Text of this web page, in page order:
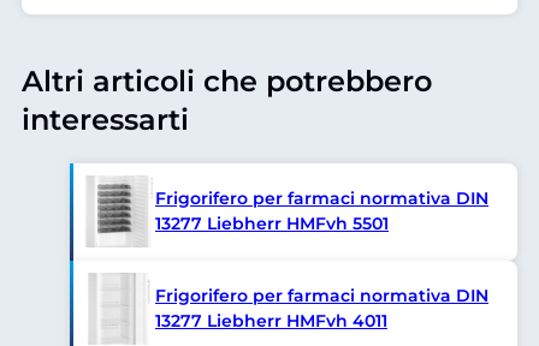
Altri articoli che potrebbero
interessarti
Frigorifero per farmaci normativa DIN
13277 Liebherr HMFvh 5501
Frigorifero per farmaci normativa DIN
13277 Liebherr HMFvh 4011